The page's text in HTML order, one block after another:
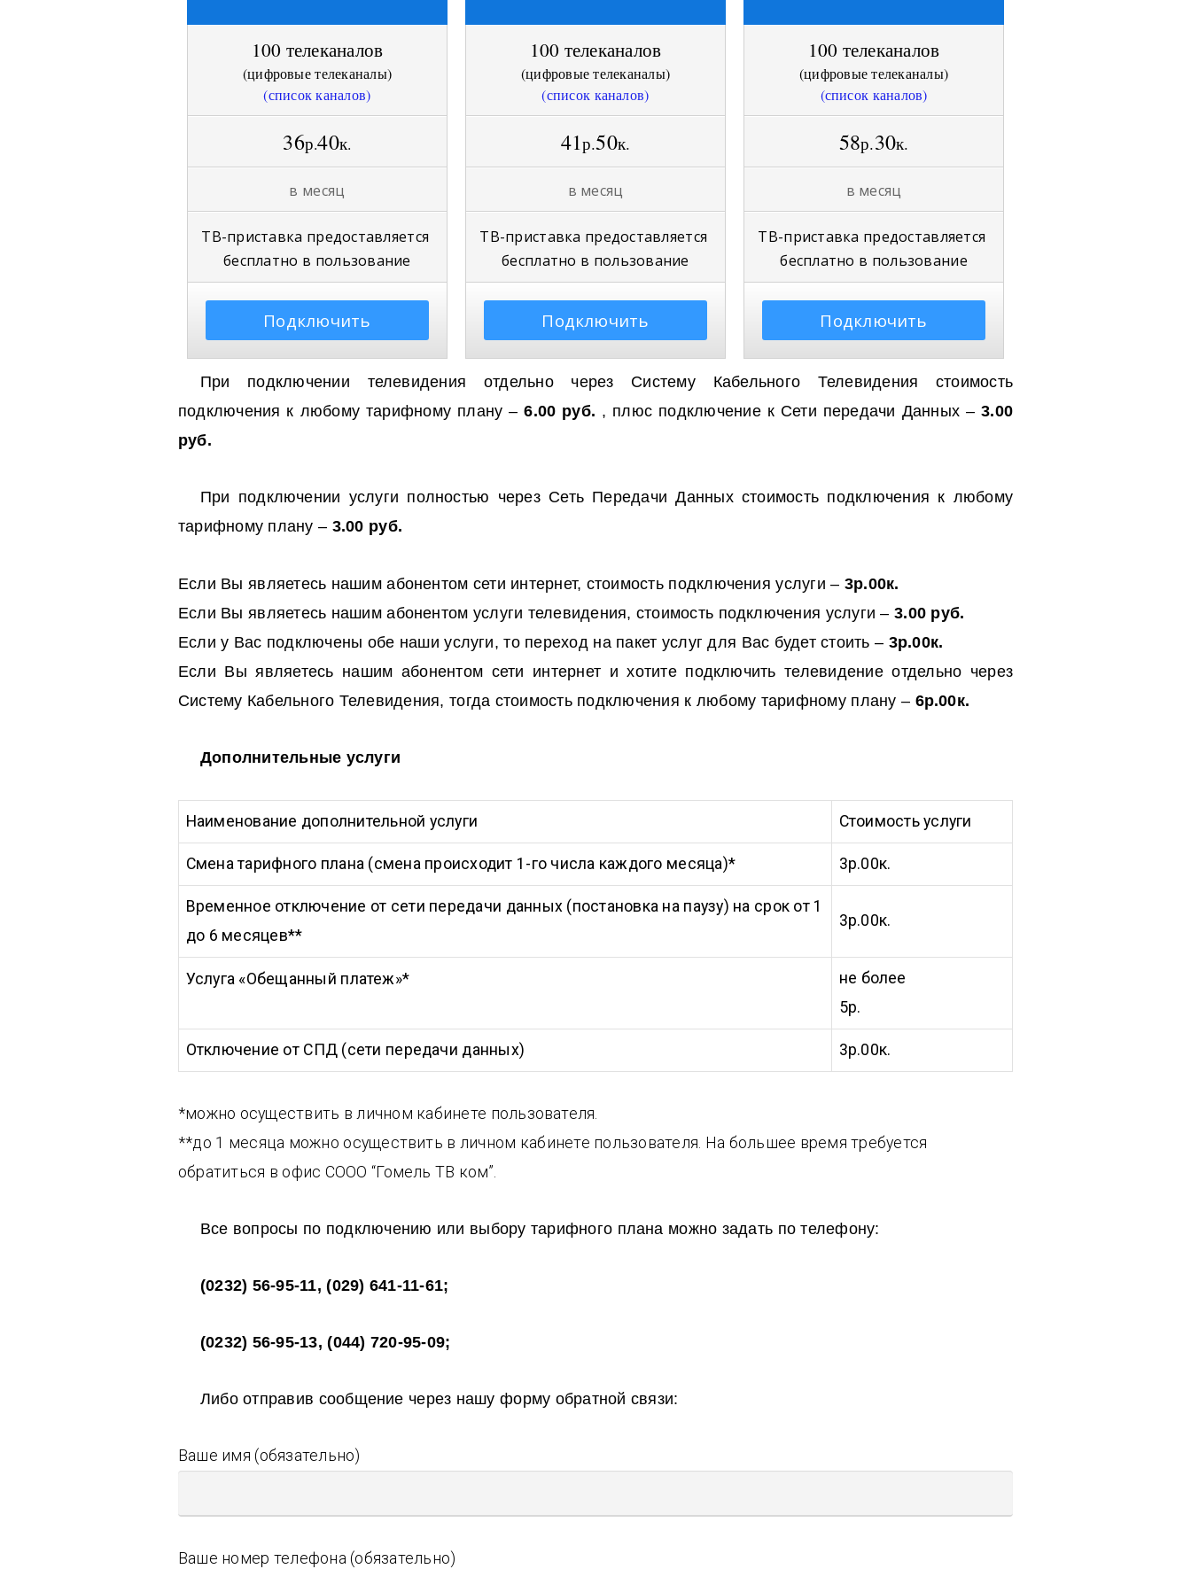
100 телеканалов
(цифровые телеканалы)
(список каналов)
36р.40к.
в месяц
ТВ-приставка предоставляется
бесплатно в пользование
Подключить
100 телеканалов
(цифровые телеканалы)
(список каналов)
41р.50к.
в месяц
ТВ-приставка предоставляется
бесплатно в пользование
Подключить
100 телеканалов
(цифровые телеканалы)
(список каналов)
58р.30к.
в месяц
ТВ-приставка предоставляется
бесплатно в пользование
Подключить
При подключении телевидения отдельно через Систему Кабельного Телевидения стоимость
подключения к любому тарифному плану –6.00 руб. , плюс подключение к Сети передачи Данных –3.00
руб.
При подключении услуги полностью через Сеть Передачи Данных стоимость подключения к любому
тарифному плану – 3.00 руб.
Если Вы являетесь нашим абонентом сети интернет, стоимость подключения услуги – 3р.00к.
Если Вы являетесь нашим абонентом услуги телевидения, стоимость подключения услуги –3.00 руб.
Если у Вас подключены обе наши услуги, то переход на пакет услуг для Вас будет стоить – 3р.00к.
Если Вы являетесь нашим абонентом сети интернет и хотите подключить телевидение отдельно через
Систему Кабельного Телевидения, тогда стоимость подключения к любому тарифному плану – 6р.00к.
Дополнительные услуги
Наименование дополнительной услуги Стоимость услуги
Смена тарифного плана (cмена происходит 1-го числа каждого месяца)* 3р.00к.
Временное отключение от сети передачи данных (постановка на паузу) на срок от 1
до 6 месяцев**
3р.00к.
Услуга «Обещанный платеж»*
не более
5р.
Отключение от СПД (сети передачи данных) 3р.00к.
*можно осуществить в личном кабинете пользователя.
**до 1 месяца можно осуществить в личном кабинете пользователя. На большее время требуется
обратиться в офис СООО “Гомель ТВ ком”.
Все вопросы по подключению или выбору тарифного плана можно задать по телефону:
(0232) 56-95-11, (029) 641-11-61;
(0232) 56-95-13, (044) 720-95-09;
Либо отправив сообщение через нашу форму обратной связи:
Ваше имя (обязательно)
Ваше номер телефона (обязательно)